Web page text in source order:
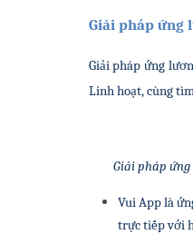
Giải pháp ứng
Giải pháp ứng
Linh hoạt, cùng
Giải pháp
Vui App là
trực tiếp với